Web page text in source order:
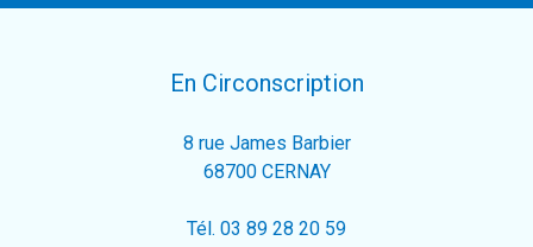
En Circonscription
8 rue James Barbier
68700 CERNAY
Tél. 03 89 28 20 59